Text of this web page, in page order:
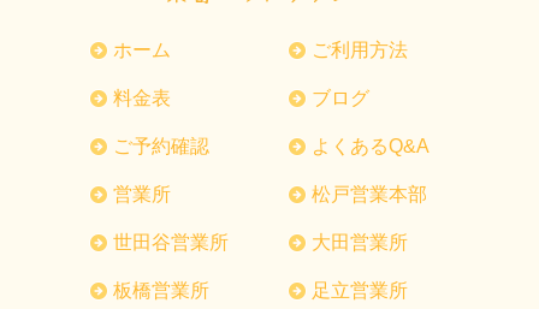
ホーム ご利用方法
料金表 ブログ
ご予約確認 よくあるQ&A
営業所 松戸営業本部
世田谷営業所 大田営業所
板橋営業所 足立営業所